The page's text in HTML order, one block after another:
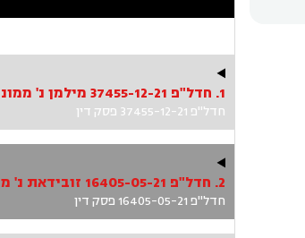
1. חדל"פ 37455-12-21 מילמן נ' ממונה על חדלות פירעון – מחוז חיפה והצפון ואח'
חדל"פ 37455-12-21 פסק דין
2. חדל"פ 16405-05-21 זובידאת נ' ממונה על חדלות פירעון – מחוז חיפה והצפון ואח'
חדל"פ 16405-05-21 פסק דין